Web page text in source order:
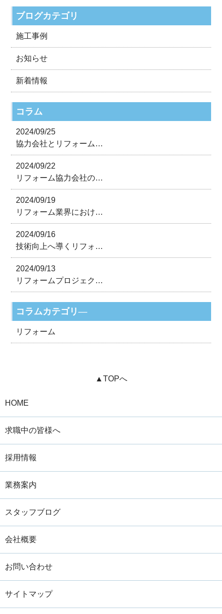
ブログカテゴリ
施工事例
お知らせ
新着情報
コラム
2024/09/25
協力会社とリフォーム…
2024/09/22
リフォーム協力会社の…
2024/09/19
リフォーム業界におけ…
2024/09/16
技術向上へ導くリフォ…
2024/09/13
リフォームプロジェク…
コラムカテゴリ―
リフォーム
▲TOPへ
HOME
求職中の皆様へ
採用情報
業務案内
スタッフブログ
会社概要
お問い合わせ
サイトマップ